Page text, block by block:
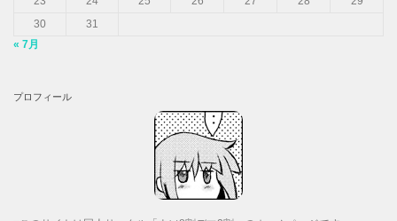
30
31
« 7月
プロフィール